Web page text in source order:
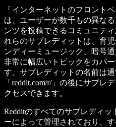
「インターネットのフロント
は、ユーザーが数千もの異な
ンツを投稿できるコミュニテ
れらのサブレディットは、育
ンディーミュージック、暗号
非常に幅広いトピックをカバ
す。サブレディットの名前は通
「reddit.com/r/」の後にサブレ
クセスできます。
Redditのすべてのサブレディ
ーによって管理されており、